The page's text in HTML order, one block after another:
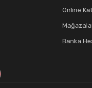
Online
Banka